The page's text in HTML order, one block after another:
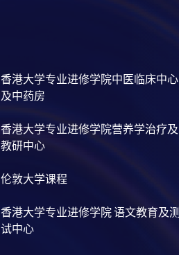
香港大学专业进修学院中医临床中心
及中药房
香港大学专业进修学院营养学治疗及
教研中心
伦敦大学课程
香港大学专业进修学院 语文教育及测
试中心